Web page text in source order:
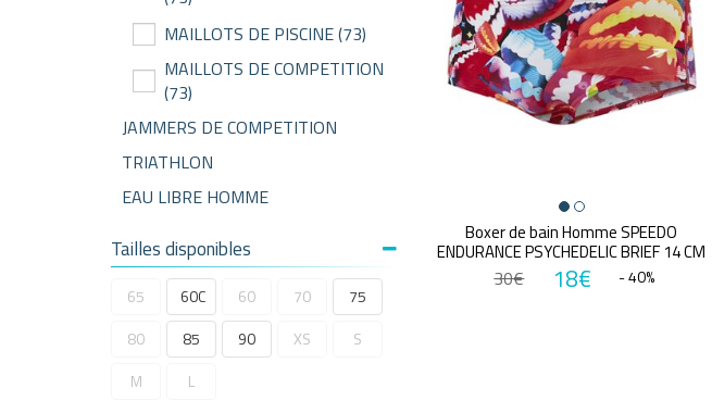
MAILLOTS DE PISCINE(73)
MAILLOTS DE COMPETITION
(73)
JAMMERS DE COMPETITION
TRIATHLON
EAU LIBRE HOMME
Tailles disponibles
65 60C 60 70
75
80
85 90 XS
S
M
L
Boxer de bain Homme SPEEDO
ENDURANCE PSYCHEDELIC BRIEF 14 CM
30€ 18€ - 40%